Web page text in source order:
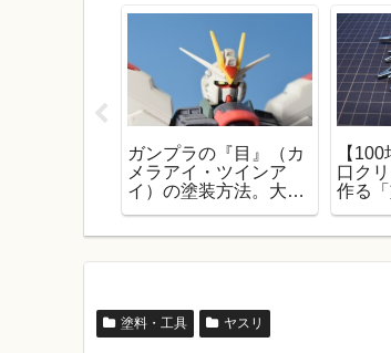
ガンプラの『目』（カ
メラアイ・ツインア
イ）の塗装方法。大事
【
口ク
作る
塗料・工具 ヤスリ